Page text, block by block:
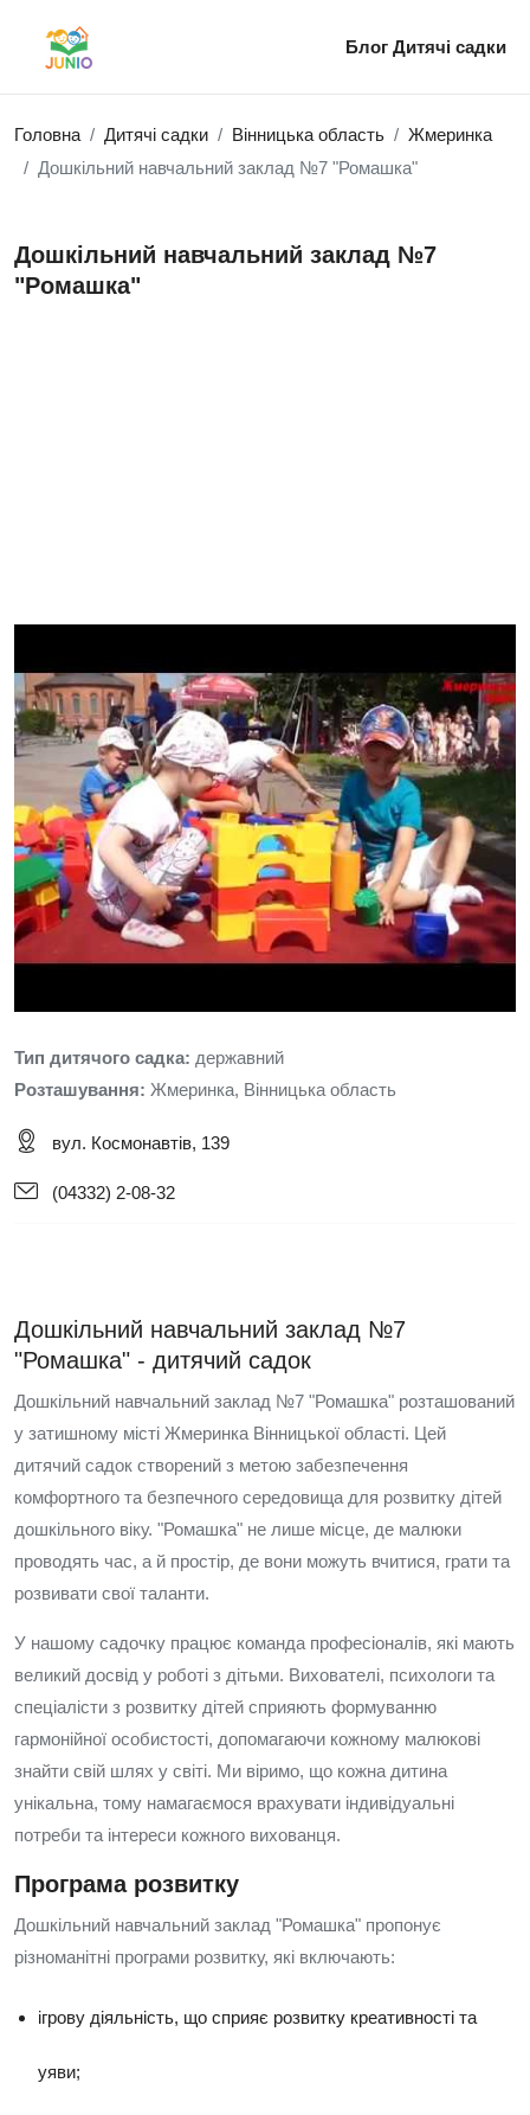
Блог Дитячі садки
Головна Дитячі садки Вінницька область
Жмеринка
Дошкільний навчальний заклад №7 "Ромашка"
Дошкільний навчальний заклад №7
"Ромашка"
Тип дитячого садка: державний
Розташування: Жмеринка, Вінницька область
вул. Космонавтів, 139
(04332) 2-08-32
Дошкільний навчальний заклад №7
"Ромашка" - дитячий садок
Дошкільний навчальний заклад №7 "Ромашка" розташований
у затишному місті Жмеринка Вінницької області. Цей
дитячий садок створений з метою забезпечення
комфортного та безпечного середовища для розвитку дітей
дошкільного віку. "Ромашка" не лише місце, де малюки
проводять час, а й простір, де вони можуть вчитися, грати та
розвивати свої таланти.
У нашому садочку працює команда професіоналів, які мають
великий досвід у роботі з дітьми. Вихователі, психологи та
спеціалісти з розвитку дітей сприяють формуванню
гармонійної особистості, допомагаючи кожному малюкові
знайти свій шлях у світі. Ми віримо, що кожна дитина
унікальна, тому намагаємося врахувати індивідуальні
потреби та інтереси кожного вихованця.
Програма розвитку
Дошкільний навчальний заклад "Ромашка" пропонує
різноманітні програми розвитку, які включають:
ігрову діяльність, що сприяє розвитку креативності та
уяви;